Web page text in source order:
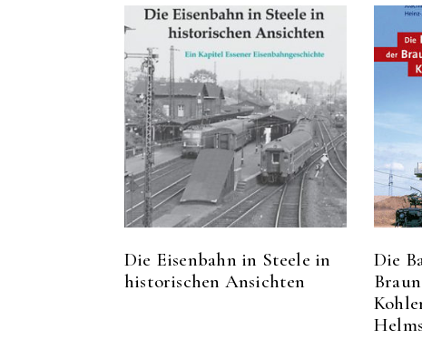
Die Eisenbahn in Steele in
historischen Ansichten
Die